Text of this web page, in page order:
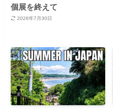
個展を終えて
2026年7月30日